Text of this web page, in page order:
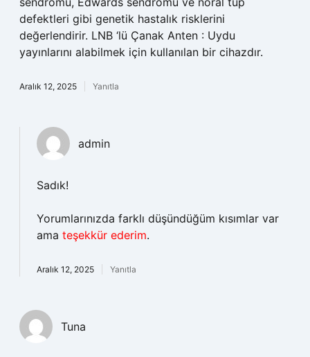
defektleri gibi genetik hastalık risklerini
değerlendirir. LNB ‘lü Çanak Anten : Uydu
yayınlarını alabilmek için kullanılan bir cihazdır.
Aralık 12, 2025 Yanıtla
admin
Sadık!
Yorumlarınızda farklı düşündüğüm kısımlar var
ama teşekkür ederim.
Aralık 12, 2025 Yanıtla
Tuna